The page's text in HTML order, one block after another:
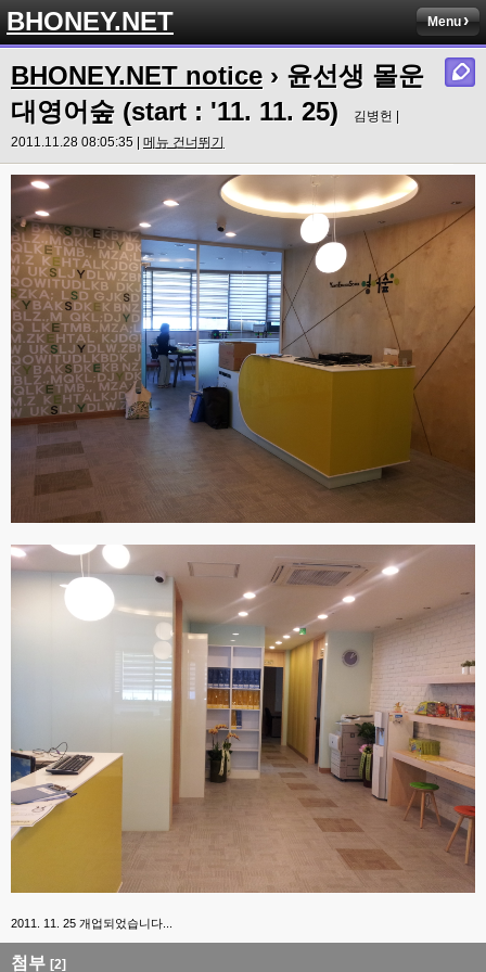
BHONEY.NET Menu
BHONEY.NET notice › 윤선생 몰운
대영어숲 (start : '11. 11. 25)
김병헌 |
2011.11.28 08:05:35 | 메뉴 건너뛰기
2011. 11. 25 개업되었습니다...
첨부 [2]